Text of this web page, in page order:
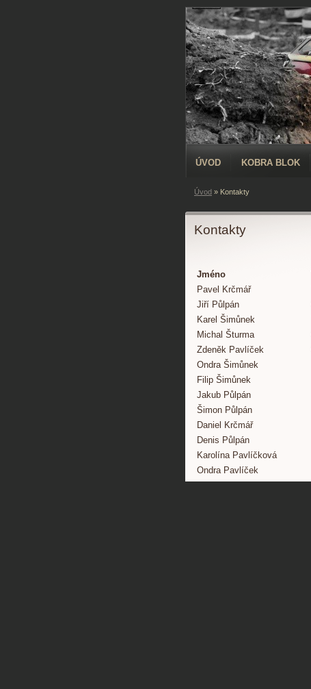
ÚVOD KOBRA BLOK
Úvod » Kontakty
Kontakty
Jméno
Pavel Krčmář
Jiří Půlpán
Karel Šimůnek
Michal Šturma
Zdeněk Pavlíček
Ondra Šimůnek
Filip Šimůnek
Jakub Půlpán
Šimon Půlpán
Daniel Krčmář
Denis Půlpán
Karolína Pavlíčková
Ondra Pavlíček